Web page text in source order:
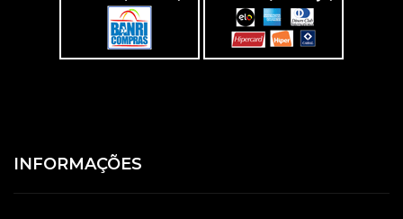
INFORMAÇÕES